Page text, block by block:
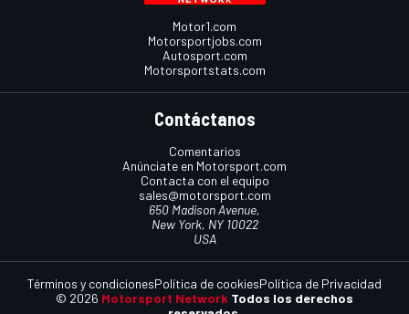
Motor1.com
Motorsportjobs.com
Autosport.com
Motorsportstats.com
Contáctanos
Comentarios
Anúnciate en Motorsport.com
Contacta con el equipo
sales@motorsport.com
650 Madison Avenue,
New York, NY 10022
USA
© 2026 Motorsport Network Todos los derechos
Términos y condicionesPolítica de cookiesPolítica de Privacidad